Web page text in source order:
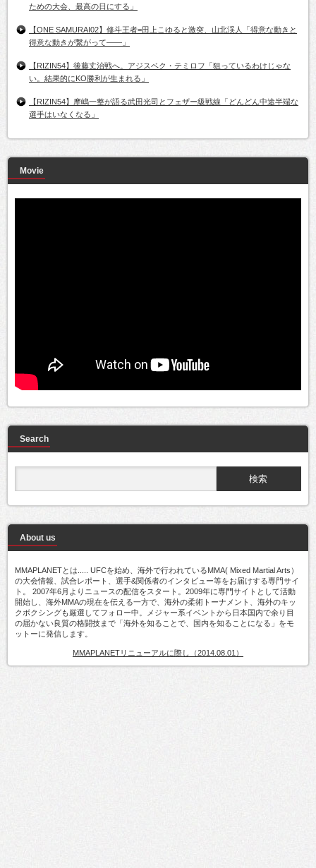
ための大会、最高の日にする」
【ONE SAMURAI02】修斗王者=田上こゆると激突、山北渓人「得意な動きと
得意な動きが繋がって――」
【RIZIN54】後藤丈治戦へ。アジスベク・テミロフ「狙っているわけじゃな
い。結果的にKO勝利が生まれる」
【RIZIN54】摩嶋一整が語る武田光司とフェザー級戦線「どんどん中途半端な
選手はいなくなる」
Movie
Search
About us
MMAPLANETとは..... UFCを始め、海外で行われているMMA( Mixed Martial Arts）
の大会情報、試合レポート、選手&関係者のインタビュー等をお届けする専門サイ
ト。 2007年6月よりニュースの配信をスタート。2009年に専門サイトとして活動
開始し、海外MMAの現在を伝える一方で、海外の柔術トーナメント、海外のキッ
クボクシングも厳選してフォロー中。メジャー系イベントから日本国内で余り目
の届かない良質の格闘技まで「海外を知ることで、国内を知ることになる」をモ
ットーに発信します。
MMAPLANETリニューアルに際し（2014.08.01）